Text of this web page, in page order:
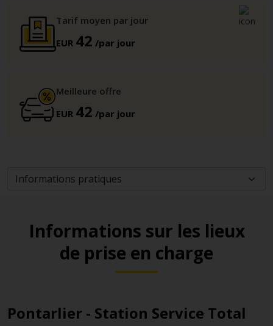
Tarif moyen par jour
EUR 42 /par jour
Meilleure offre
EUR 42 /par jour
Informations sur les lieux
de prise en charge
Pontarlier - Station Service Total